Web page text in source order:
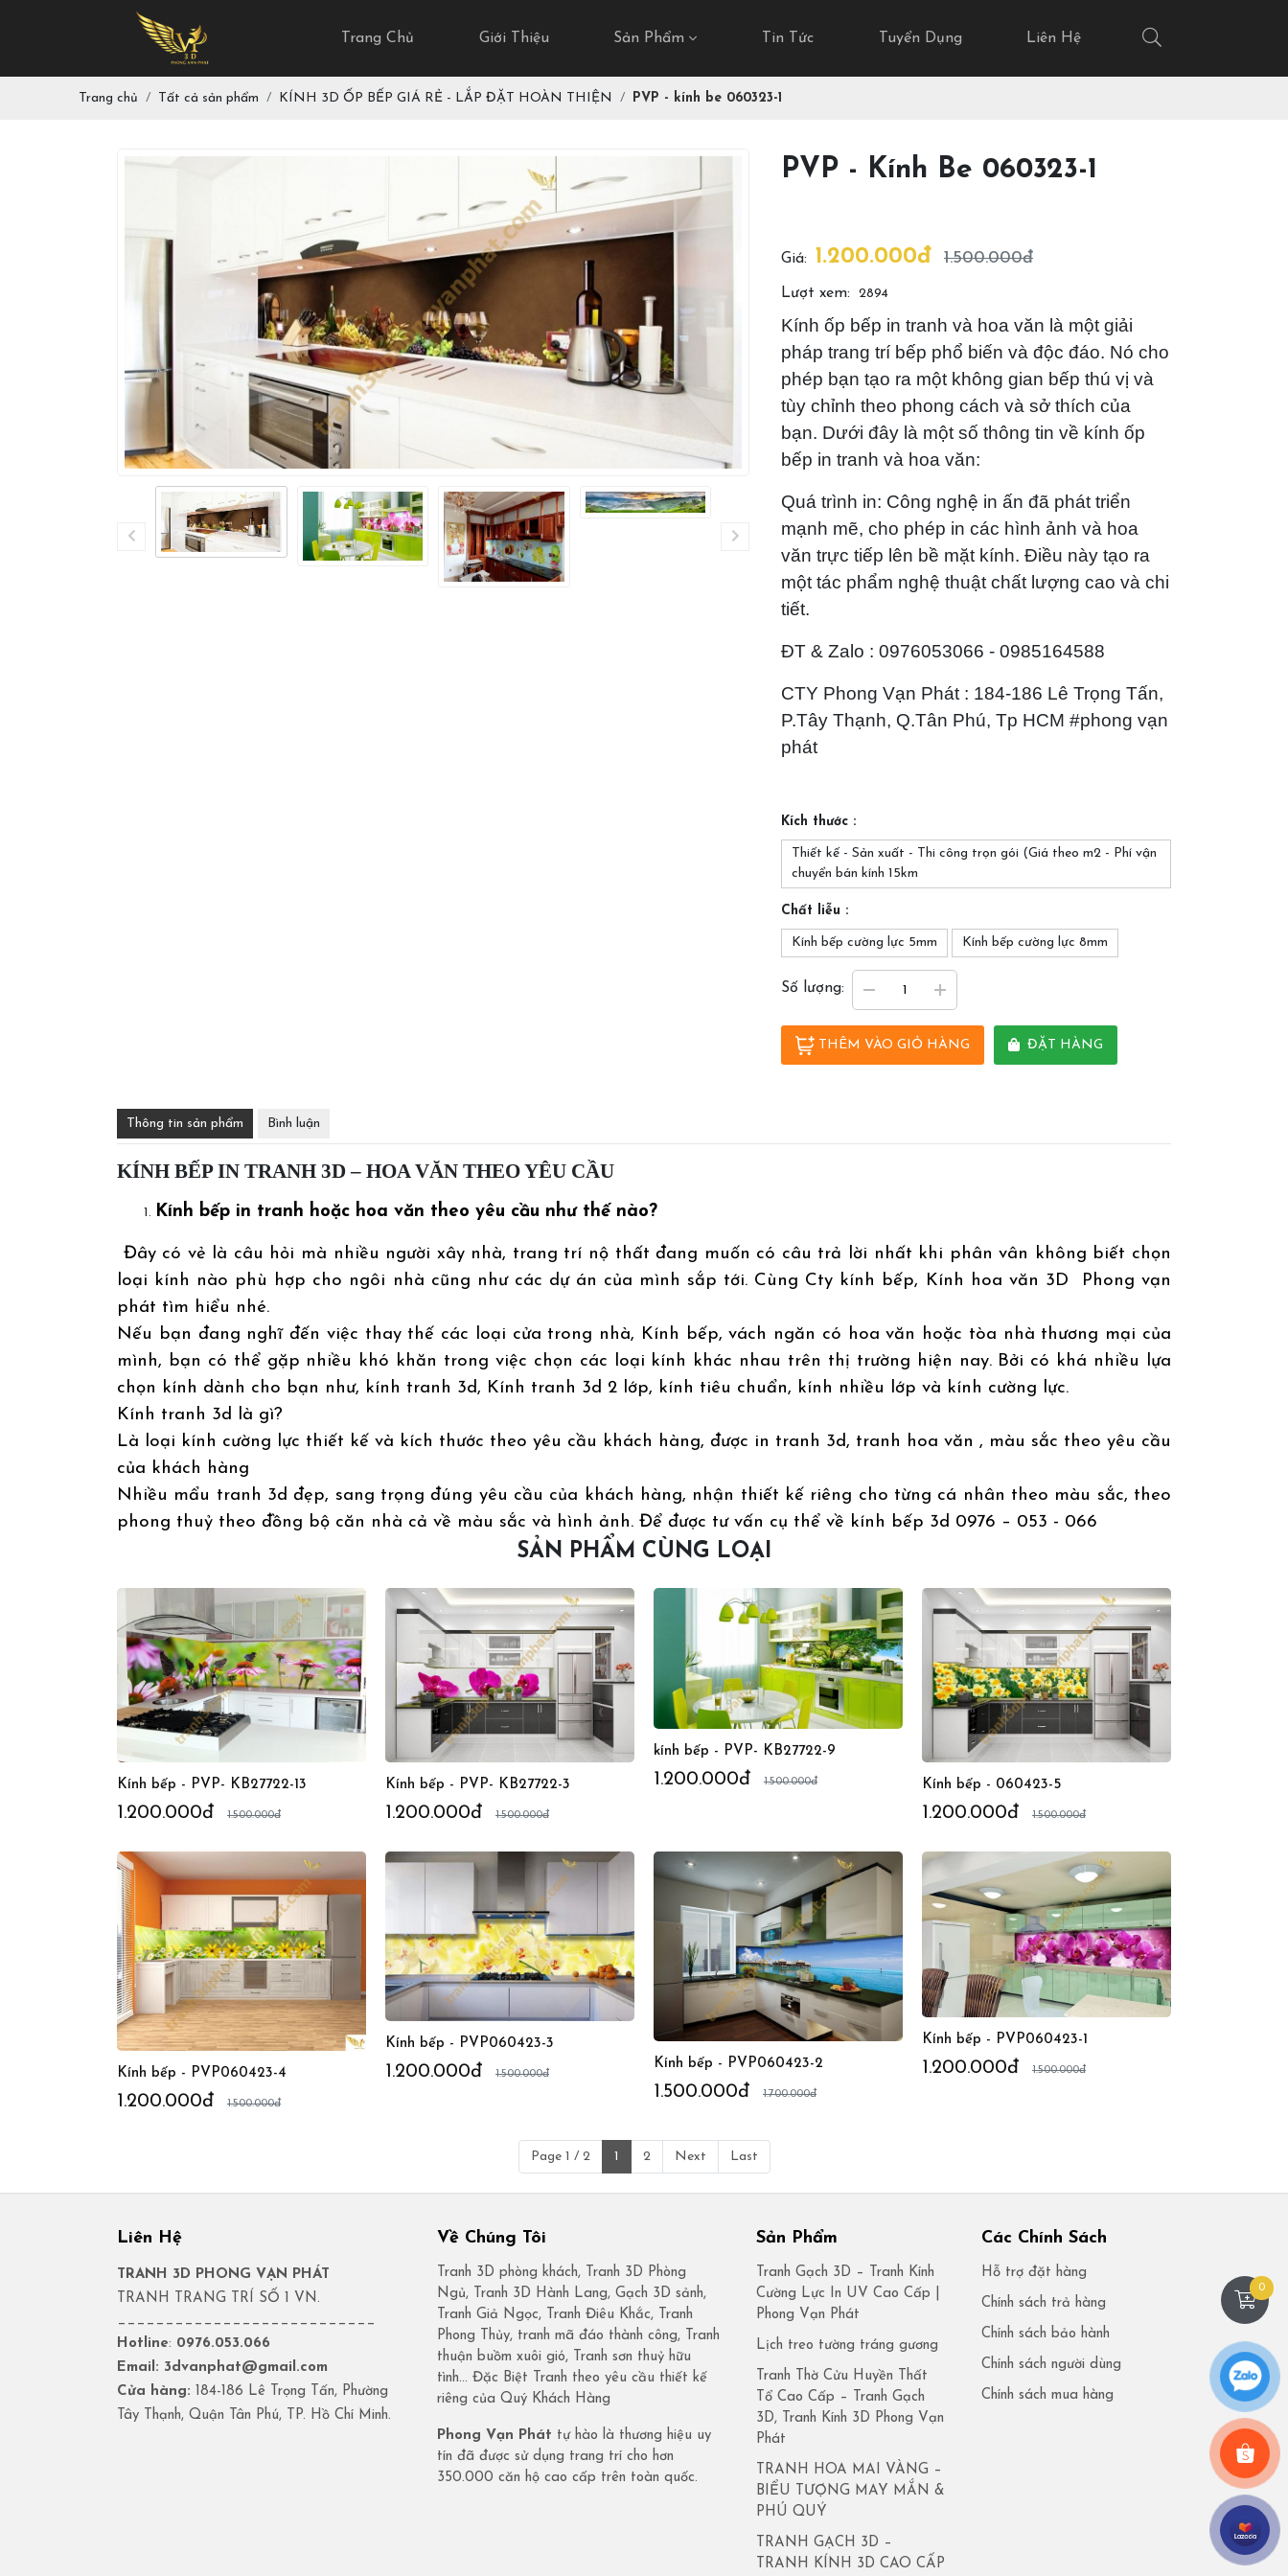
Trang Chủ Giới Thiệu Sản Phẩm Tin Tức Tuyển Dụng Liên Hệ
Trang chủ Tất cả sản phẩm KÍNH 3D ỐP BẾP GIÁ RẺ - LẮP ĐẶT HOÀN THIỆN PVP - kính be 060323-1
PVP - Kính Be 060323-1
Giá: 1.200.000đ 1.500.000đ
Lượt xem: 2894
Kính ốp bếp in tranh và hoa văn là một giải
pháp trang trí bếp phổ biến và độc đáo. Nó cho
phép bạn tạo ra một không gian bếp thú vị và
tùy chỉnh theo phong cách và sở thích của
bạn. Dưới đây là một số thông tin về kính ốp
bếp in tranh và hoa văn:
Quá trình in: Công nghệ in ấn đã phát triển
mạnh mẽ, cho phép in các hình ảnh và hoa
văn trực tiếp lên bề mặt kính. Điều này tạo ra
một tác phẩm nghệ thuật chất lượng cao và chi
tiết.
ĐT & Zalo : 0976053066 - 0985164588
CTY Phong Vạn Phát : 184-186 Lê Trọng Tấn,
P.Tây Thạnh, Q.Tân Phú, Tp HCM #phong vạn
phát
Kích thước :
Thiết kế - Sản xuất - Thi công trọn gói (Giá theo m2 - Phí vận
chuyển bán kính 15km
Chất liễu :
Kính bếp cường lực 5mm Kính bếp cường lực 8mm
Số lượng:
THÊM VÀO GIỎ HÀNG ĐẶT HÀNG
Thông tin sản phẩm Bình luận
KÍNH BẾP IN TRANH 3D – HOA VĂN THEO YÊU CẦU
Kính bếp in tranh hoặc hoa văn theo yêu cầu như thế nào?
Đây có vẻ là câu hỏi mà nhiều người xây nhà, trang trí nộ thất đang muốn có câu trả lời nhất khi phân vân không biết chọn
loại kính nào phù hợp cho ngôi nhà cũng như các dự án của mình sắp tới. Cùng Cty kính bếp, Kính hoa văn 3D Phong vạn
phát tìm hiểu nhé.
Nếu bạn đang nghĩ đến việc thay thế các loại cửa trong nhà, Kính bếp, vách ngăn có hoa văn hoặc tòa nhà thương mại của
mình, bạn có thể gặp nhiều khó khăn trong việc chọn các loại kính khác nhau trên thị trường hiện nay. Bởi có khá nhiều lựa
chọn kính dành cho bạn như, kính tranh 3d, Kính tranh 3d 2 lớp, kính tiêu chuẩn, kính nhiều lớp và kính cường lực.
Kính tranh 3d là gì?
Là loại kính cường lực thiết kế và kích thước theo yêu cầu khách hàng, được in tranh 3d, tranh hoa văn , màu sắc theo yêu cầu
của khách hàng
Nhiều mẩu tranh 3d đẹp, sang trọng đúng yêu cầu của khách hàng, nhận thiết kế riêng cho từng cá nhân theo màu sắc, theo
phong thuỷ theo đồng bộ căn nhà cả về màu sắc và hình ảnh. Để được tư vấn cụ thể về kính bếp 3d 0976 – 053 - 066
SẢN PHẨM CÙNG LOẠI
Kính bếp - PVP- KB27722-13
1.200.000đ 1.500.000đ
Kính bếp - PVP- KB27722-3
1.200.000đ 1.500.000đ
kính bếp - PVP- KB27722-9
1.200.000đ 1.500.000đ Kính bếp - 060423-5
1.200.000đ 1.500.000đ
Kính bếp - PVP060423-4
1.200.000đ 1.500.000đ
Kính bếp - PVP060423-3
1.200.000đ 1.500.000đ
Kính bếp - PVP060423-2
1.500.000đ 1.700.000đ
Kính bếp - PVP060423-1
1.200.000đ 1.500.000đ
Page 1 / 2 1 2 Next Last
Liên Hệ
TRANH 3D PHONG VẠN PHÁT
TRANH TRANG TRÍ SỐ 1 VN.
___________________________
Hotline: 0976.053.066
Email: 3dvanphat@gmail.com
Cửa hàng: 184-186 Lê Trọng Tấn, Phường
Tây Thạnh, Quận Tân Phú, TP. Hồ Chí Minh.
Về Chúng Tôi
Tranh 3D phòng khách, Tranh 3D Phòng
Ngủ, Tranh 3D Hành Lang, Gạch 3D sảnh,
Tranh Giả Ngọc, Tranh Điêu Khắc, Tranh
Phong Thủy, tranh mã đáo thành công, Tranh
thuận buồm xuôi gió, Tranh sơn thuỷ hữu
tình… Đặc Biệt Tranh theo yêu cầu thiết kế
riêng của Quý Khách Hàng
Phong Vạn Phát tự hào là thương hiệu uy
tín đã được sử dụng trang trí cho hơn
350.000 căn hộ cao cấp trên toàn quốc.
Sản Phẩm
Tranh Gạch 3D – Tranh Kính
Cường Lực In UV Cao Cấp |
Phong Vạn Phát
Lịch treo tường tráng gương
Tranh Thờ Cửu Huyền Thất
Tổ Cao Cấp – Tranh Gạch
3D, Tranh Kính 3D Phong Vạn
Phát
TRANH HOA MAI VÀNG –
BIỂU TƯỢNG MAY MẮN &
PHÚ QUÝ
TRANH GẠCH 3D –
TRANH KÍNH 3D CAO CẤP
Các Chính Sách
Hỗ trợ đặt hàng
Chính sách trả hàng
Chính sách bảo hành
Chính sách người dùng
Chính sách mua hàng
0